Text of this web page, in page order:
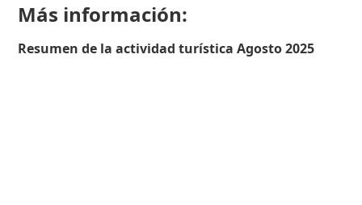
Más información:
Resumen de la actividad turística Agosto 2025